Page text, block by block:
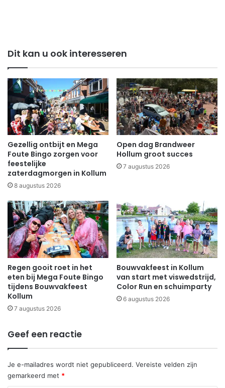
Dit kan u ook interesseren
Gezellig ontbijt en Mega
Foute Bingo zorgen voor
feestelijke
zaterdagmorgen in Kollum
8 augustus 2026
Open dag Brandweer
Hollum groot succes
7 augustus 2026
Regen gooit roet in het
eten bij Mega Foute Bingo
tijdens Bouwvakfeest
Kollum
7 augustus 2026
Bouwvakfeest in Kollum
van start met viswedstrijd,
Color Run en schuimparty
6 augustus 2026
Geef een reactie
Je e-mailadres wordt niet gepubliceerd. Vereiste velden zijn
gemarkeerd met *